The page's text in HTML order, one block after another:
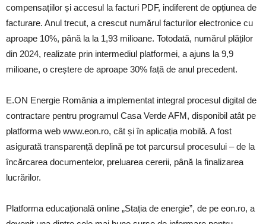
compensațiilor și accesul la facturi PDF, indiferent de opțiunea de
facturare. Anul trecut, a crescut numărul facturilor electronice cu
aproape 10%, până la la 1,93 milioane. Totodată, numărul plăților
din 2024, realizate prin intermediul platformei, a ajuns la 9,9
milioane, o creștere de aproape 30% față de anul precedent.
E.ON Energie România a implementat integral procesul digital de
contractare pentru programul Casa Verde AFM, disponibil atât pe
platforma web www.eon.ro, cât și în aplicația mobilă. A fost
asigurată transparență deplină pe tot parcursul procesului – de la
încărcarea documentelor, preluarea cererii, până la finalizarea
lucrărilor.
Platforma educațională online „Stația de energie”, de pe eon.ro, a